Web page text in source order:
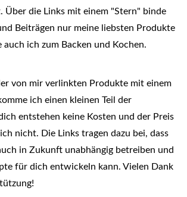
Über die Links mit einem "Stern" binde
Beiträgen nur meine liebsten Produkte
auch ich zum Backen und Kochen.
von mir verlinkten Produkte mit einem
ich einen kleinen Teil der
entstehen keine Kosten und der Preis
nicht. Die Links tragen dazu bei, dass
in Zukunft unabhängig betreiben und
für dich entwickeln kann. Vielen Dank